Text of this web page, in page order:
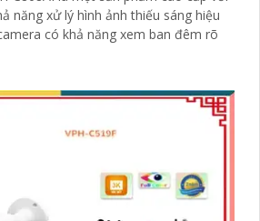
năng xử lý hình ảnh thiếu sáng hiệu